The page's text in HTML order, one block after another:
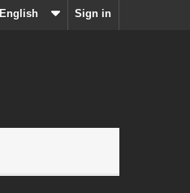
Sign in
English